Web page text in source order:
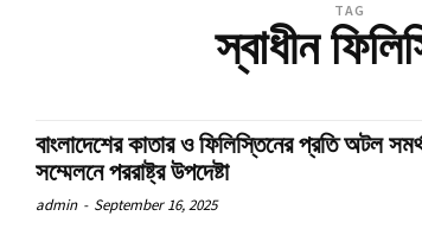
TAG
স্বাধীন
বাংলাদেশের কাতার ও ফিলিস্তিনের প্রতি অটল
সম্মেলনে পররাষ্ট্র উপদেষ্টা
admin - September 16, 2025